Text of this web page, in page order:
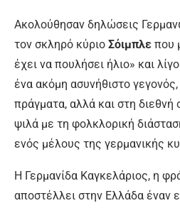
Ακολούθησαν δηλώσεις
τον σκληρό κύριο Σόιμπλε που
έχει να πουλήσει ήλιο» και
ένα ακόμη ασυνή­θιστο
πράγματα, αλλά και στη
ψιλά με τη φολκλορι­κή
ενός μέλους της γερμανικής
Η Γερμανίδα Καγκελάριος, η
αποστέλλει στην Ελλά­δα έναν